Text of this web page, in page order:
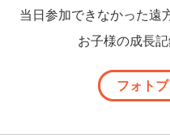
当日参加できなかった遠
お子様の成長記
フォト